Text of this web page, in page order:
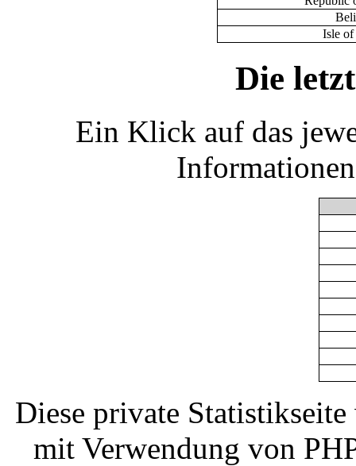
Isle
Die
Ein Klick auf das
Diese private
mit Verwendung von